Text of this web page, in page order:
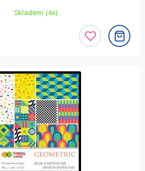
Skladem (4x)